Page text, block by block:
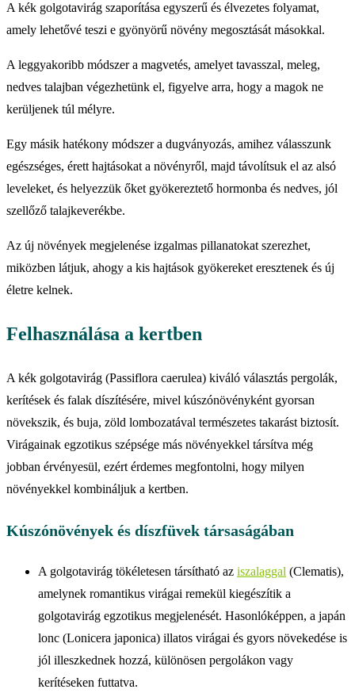
A kék golgotavirág szaporítása egyszerű és élvezetes folyamat,
amely lehetővé teszi e gyönyörű növény megosztását másokkal.
A leggyakoribb módszer a magvetés, amelyet tavasszal, meleg,
nedves talajban végezhetünk el, figyelve arra, hogy a magok ne
kerüljenek túl mélyre.
Egy másik hatékony módszer a dugványozás, amihez válasszunk
egészséges, érett hajtásokat a növényről, majd távolítsuk el az alsó
leveleket, és helyezzük őket gyökereztető hormonba és nedves, jól
szellőző talajkeverékbe.
Az új növények megjelenése izgalmas pillanatokat szerezhet,
miközben látjuk, ahogy a kis hajtások gyökereket eresztenek és új
életre kelnek.
Felhasználása a kertben
A kék golgotavirág (Passiflora caerulea) kiváló választás pergolák,
kerítések és falak díszítésére, mivel kúszónövényként gyorsan
növekszik, és buja, zöld lombozatával természetes takarást biztosít.
Virágainak egzotikus szépsége más növényekkel társítva még
jobban érvényesül, ezért érdemes megfontolni, hogy milyen
növényekkel kombináljuk a kertben.
Kúszónövények és díszfüvek társaságában
A golgotavirág tökéletesen társítható az iszalaggal (Clematis),
amelynek romantikus virágai remekül kiegészítik a
golgotavirág egzotikus megjelenését. Hasonlóképpen, a japán
lonc (Lonicera japonica) illatos virágai és gyors növekedése is
jól illeszkednek hozzá, különösen pergolákon vagy
kerítéseken futtatva.